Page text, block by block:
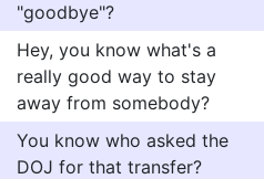
"goodbye"?
Hey, you know what's a
really good way to stay
away from somebody?
You know who asked the
DOJ for that transfer?